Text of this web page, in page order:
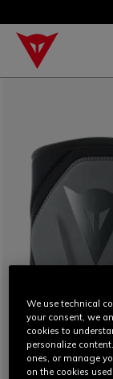
We use technical
your consent, we
cookies to
personalize
ones, or manage
on the cookies